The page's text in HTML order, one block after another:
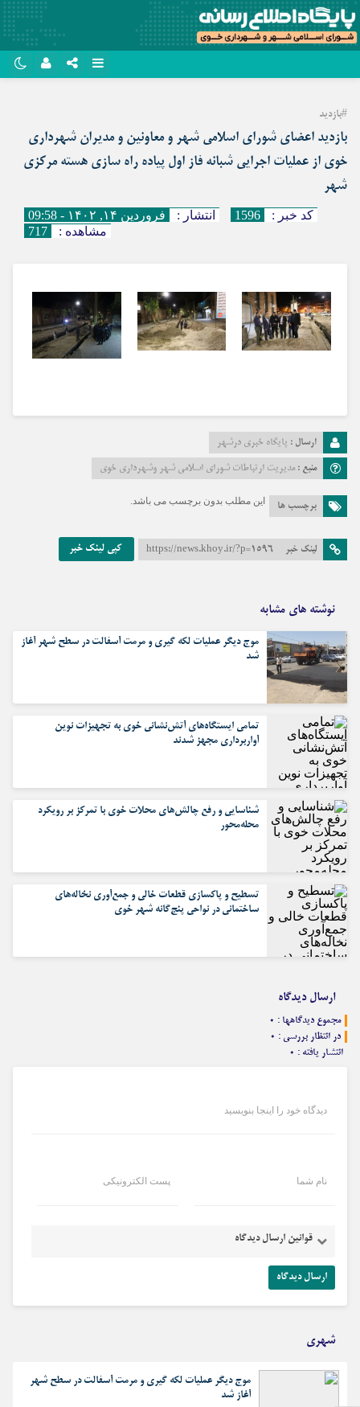
ایتا رمز عبور
مرا به خاطر بسپار
#بازدید
بازدید اعضای شورای اسلامی شهر و معاونین و مدیران شهرداری
خوی از عملیات اجرایی شبانه فاز اول پیاده راه سازی هسته مرکزی
شهر
انتشار : فروردین ۱۴, ۱۴۰۲ - 09:58 کد خبر :
1596
مشاهده :
717
ارسال : پایگاه خبری درشهر
منبع : مدیریت ارتباطات شورای اسلامی شهر وشهرداری خوی
برچسب ها این مطلب بدون برچسب می باشد.
لینک خبر https://news.khoy.ir/?p=1596 کپی لینک خبر
نوشته های مشابه
موج دیگر عملیات لکه گیری و مرمت آسفالت در سطح شهر آغاز
شد
تمامی ایستگاه‌های آتش‌نشانی خوی به تجهیزات نوین
آواربرداری مجهز شدند
شناسایی و رفع چالش‌های محلات خوی با تمرکز بر رویکرد
محله‌محور
تسطیح و پاکسازی قطعات خالی و جمع‌آوری نخاله‌های
ساختمانی در نواحی پنج‌گانه شهر خوی
ارسال دیدگاه
مجموع دیدگاهها : 0
در انتظار بررسی : 0
انتشار یافته : 0
دیدگاه خود را اینجا بنویسید
نام شما پست الکترونیکی
قوانین ارسال دیدگاه
شهری
موج دیگر عملیات لکه گیری و مرمت آسفالت در سطح شهر
آغاز شد